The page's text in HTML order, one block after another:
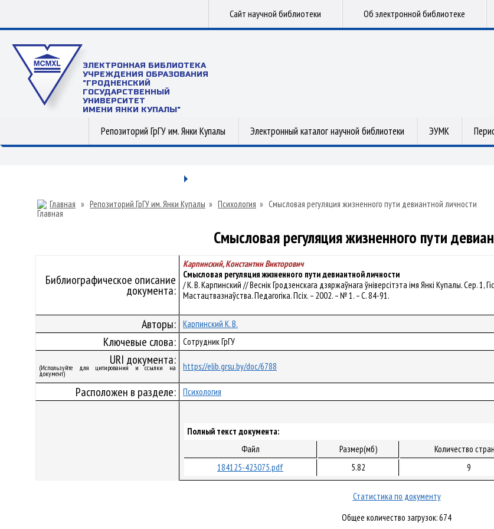
Сайт научной библиотеки Об электронной библиотеке
ЭЛЕКТРОННАЯ БИБЛИОТЕКА
УЧРЕЖДЕНИЯ ОБРАЗОВАНИЯ
"ГРОДНЕНСКИЙ
ГОСУДАРСТВЕННЫЙ
УНИВЕРСИТЕТ
ИМЕНИ ЯНКИ КУПАЛЫ"
Репозиторий ГрГУ им. Янки Купалы Электронный каталог научной библиотеки ЭУМК
Главная » Репозиторий ГрГУ им. Янки Купалы » Психология » Смысловая регуляция жизненного пути девиантной личности
Смысловая регуляция жизненного пути
Библиографическое описание
документа:
Карпинский, Константин Викторович
Смысловая регуляция жизненного пути девиантной личности
/ К. В. Карпинский // Веснік Гродзенскага дзяржаўнага ўніверсітэта імя Янкі Купалы. Сер. 1,
Мастацтвазнаўства. Педагогіка. Псіх. – 2002. – № 1. – С. 84-91.
Авторы: Карпинский К. В.
Ключевые слова: Сотрудник ГрГУ
URI документа:
(Используйте для цитирования и ссылки на
документ)
https://elib.grsu.by/doc/6788
Расположен в разделе: Психология
Полный текст документа:
Файл
Размер(мб) Количество
184125-423075.pdf
5.82 9
Статистика по документу
Общее количество загрузок: 674